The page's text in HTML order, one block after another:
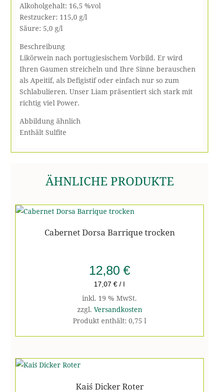
Alkoholgehalt: 16,5 %vol
Restzucker: 115,0 g/l
Säure: 5,0 g/l
Beschreibung
Likörwein nach portugiesischem Vorbild. Er wird
Ihren Gaumen streicheln und Ihre Sinne berauschen
als Apeitif, als Defigistif oder einfach nur so zum
Schlabulieren. Unser Liam präsentiert sich stark mit
richtig viel Power.
Abbildung ähnlich
Enthält Sulfite
ÄHNLICHE PRODUKTE
Cabernet Dorsa Barrique trocken
12,80 €
17,07€ / l
inkl. 19 % MwSt.
zzgl. Versandkosten
Produkt enthält: 0,75 l
Kai´s Dicker Roter